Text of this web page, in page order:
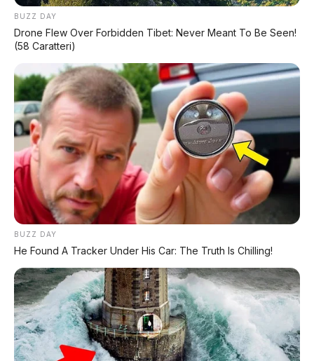
terus berlangsung. Tapi fakta bahwaIndonesia
adalah bukti bahwa
ditentukan olehsistem, prosedur, dan
profesionalisme awaknya— bukan posisi
duduk penumpang di gerbong mana.
Tiara Alincia Fitri adalah inspirasi, bukan hanya
untuk perempuan, tapi untuk semua orang
yang pernah gagal dan berpikir untuk
menyerah.Gagal bukan akhir segalanya.
Terus berusaha, kamu istimewa.
📰 Rekomendasi Artikel Lainnya:
Luxeed V9
MPV mewah 1.250 km dengan airbag helm & 35
speaker
BUZZ DAY
Drone Flew Over Forbidden Tibet: Never Meant To Be Seen!
(58 Caratteri)
BUZZ DAY
He Found A Tracker Under His Car: The Truth Is Chilling!